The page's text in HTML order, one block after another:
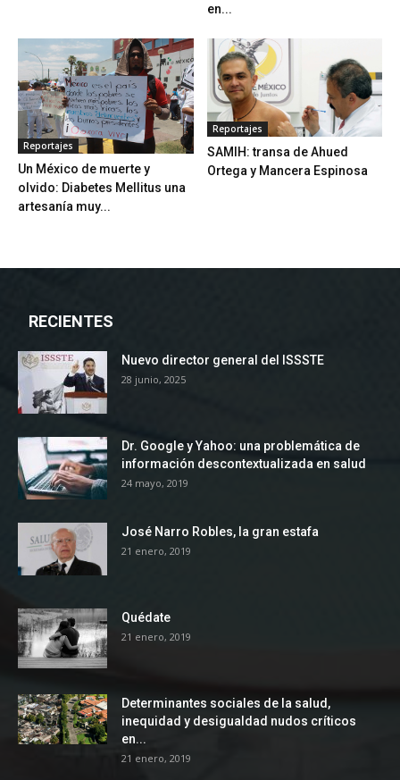
en...
Reportajes
Un México de muerte y
olvido: Diabetes Mellitus una
artesanía muy...
Reportajes
SAMIH: transa de Ahued
Ortega y Mancera Espinosa
RECIENTES
Nuevo director general del ISSSTE
28 junio, 2025
Dr. Google y Yahoo: una problemática de
información descontextualizada en salud
24 mayo, 2019
José Narro Robles, la gran estafa
21 enero, 2019
Quédate
21 enero, 2019
Determinantes sociales de la salud,
inequidad y desigualdad nudos críticos
en...
21 enero, 2019